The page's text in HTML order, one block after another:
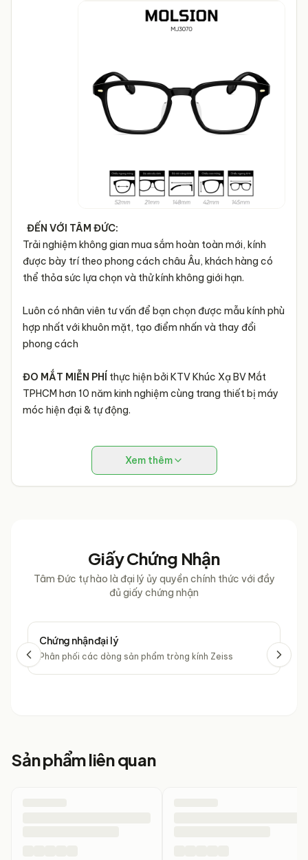
ĐẾN VỚI TÂM ĐỨC:
Trải nghiệm không gian mua sắm hoàn toàn mới, kính
được bày trí theo phong cách châu Âu, khách hàng có
thể thỏa sức lựa chọn và thử kính không giới hạn.
Luôn có nhân viên tư vấn để bạn chọn được mẫu kính phù
hợp nhất với khuôn mặt, tạo điểm nhấn và thay đổi
phong cách
ĐO MẮT MIỄN PHÍ thực hiện bởi KTV Khúc Xạ BV Mắt
TPHCM hơn 10 năm kinh nghiệm cùng trang thiết bị máy
móc hiện đại & tự động.
Xem thêm
Giấy Chứng Nhận
Tâm Đức tự hào là đại lý ủy quyền chính thức với đầy
đủ giấy chứng nhận
Chứng nhận đại lý
Phân phối các dòng sản phẩm tròng kính Zeiss
Sản phẩm liên quan